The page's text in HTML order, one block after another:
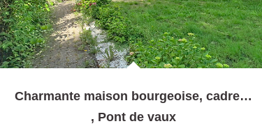
Charmante maison bourgeoise, cadre bucolique et sans...
, Pont de vaux